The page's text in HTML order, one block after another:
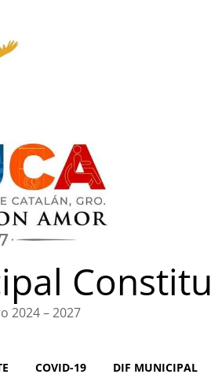
2024 – 2027
COVID-19 DIF MUNICIPAL